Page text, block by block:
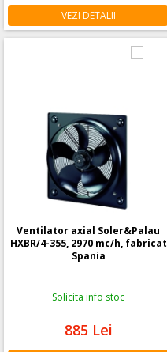
VEZI DETALII
Ventilator axial Soler&Palau
HXBR/4-355, 2970 mc/h, fabricat
Spania
Solicita info stoc
885 Lei